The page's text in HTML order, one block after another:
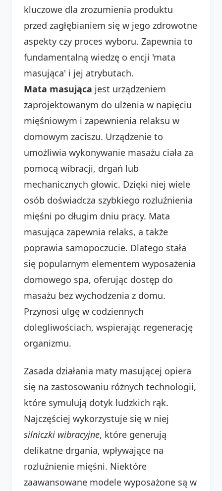
kluczowe dla zrozumienia produktu
przed zagłębianiem się w jego zdrowotne
aspekty czy proces wyboru. Zapewnia to
fundamentalną wiedzę o encji 'mata
masująca' i jej atrybutach.
Mata masująca jest urządzeniem
zaprojektowanym do ulżenia w napięciu
mięśniowym i zapewnienia relaksu w
domowym zaciszu. Urządzenie to
umożliwia wykonywanie masażu ciała za
pomocą wibracji, drgań lub
mechanicznych głowic. Dzięki niej wiele
osób doświadcza szybkiego rozluźnienia
mięśni po długim dniu pracy. Mata
masująca zapewnia relaks, a także
poprawia samopoczucie. Dlatego stała
się popularnym elementem wyposażenia
domowego spa, oferując dostęp do
masażu bez wychodzenia z domu.
Przynosi ulgę w codziennych
dolegliwościach, wspierając regenerację
organizmu.
Zasada działania maty masującej opiera
się na zastosowaniu różnych technologii,
które symulują dotyk ludzkich rąk.
Najczęściej wykorzystuje się w niej
silniczki wibracyjne, które generują
delikatne drgania, wpływające na
rozluźnienie mięśni. Niektóre
zaawansowane modele wyposażone są w